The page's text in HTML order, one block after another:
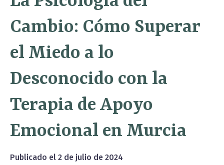
Cambio: Cómo Superar
el Miedo a lo
Desconocido con la
Terapia de Apoyo
Emocional en Murcia
Publicado el 2 de julio de 2024